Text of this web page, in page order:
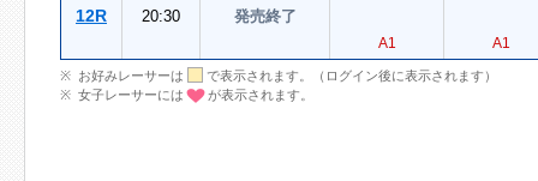
12R 20:30 発売終了
A1 A1
お好みレーサーは
で表示されます。（ログイン後に表示されます）
女子レーサーには
が表示されます。